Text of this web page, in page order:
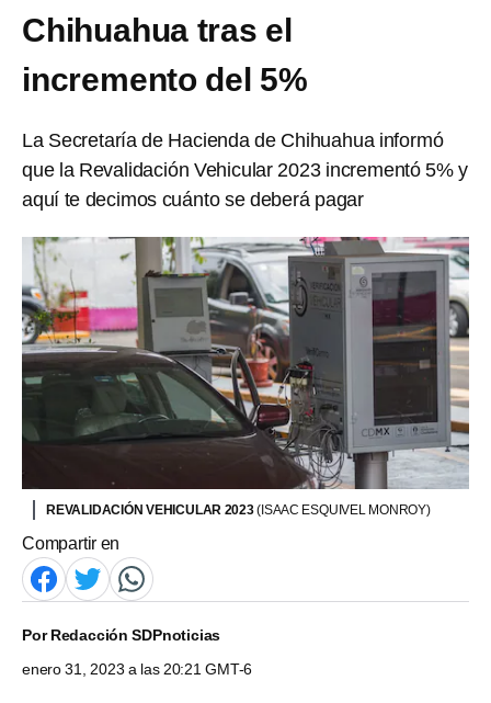
Chihuahua tras el
incremento del 5%
La Secretaría de Hacienda de Chihuahua informó
que la Revalidación Vehicular 2023 incrementó 5% y
aquí te decimos cuánto se deberá pagar
REVALIDACIÓN VEHICULAR 2023(ISAAC ESQUIVEL MONROY)
Compartir en
PorRedacción SDPnoticias
enero 31, 2023 a las 20:21 GMT-6